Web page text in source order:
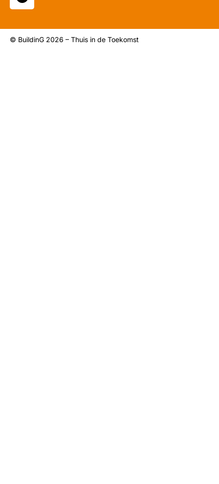
© BuildinG 2026 – Thuis in de Toekomst